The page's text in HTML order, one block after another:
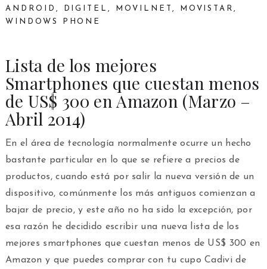
ANDROID , DIGITEL, MOVILNET , MOVISTAR,
WINDOWS PHONE
Lista de los mejores
Smartphones que cuestan menos
de US$ 300 en Amazon (Marzo –
Abril 2014)
En el área de tecnología normalmente ocurre un hecho
bastante particular en lo que se refiere a precios de
productos, cuando está por salir la nueva versión de un
dispositivo, comúnmente los más antiguos comienzan a
bajar de precio, y este año no ha sido la excepción, por
esa razón he decidido escribir una nueva lista de los
mejores smartphones que cuestan menos de US$ 300 en
Amazon y que puedes comprar con tu cupo Cadivi de